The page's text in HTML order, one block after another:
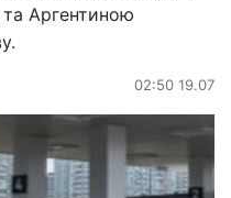
Аргентиною
02:50 19.07